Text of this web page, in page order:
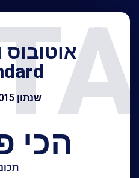
אוטובוס
שנתון 2010-2015
הכי